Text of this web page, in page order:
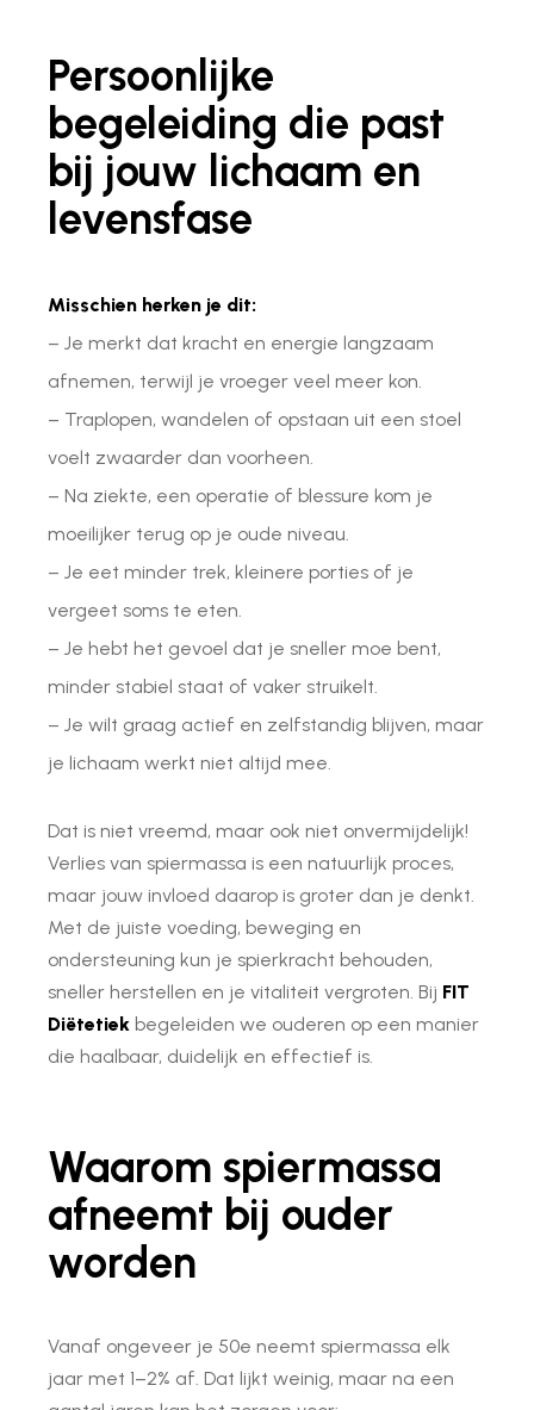
Persoonlijke
begeleiding die past
bij jouw lichaam en
levensfase
Misschien herken je dit:
– Je merkt dat kracht en energie langzaam
afnemen, terwijl je vroeger veel meer kon.
– Traplopen, wandelen of opstaan uit een stoel
voelt zwaarder dan voorheen.
– Na ziekte, een operatie of blessure kom je
moeilijker terug op je oude niveau.
– Je eet minder trek, kleinere porties of je
vergeet soms te eten.
– Je hebt het gevoel dat je sneller moe bent,
minder stabiel staat of vaker struikelt.
– Je wilt graag actief en zelfstandig blijven, maar
je lichaam werkt niet altijd mee.
Dat is niet vreemd, maar ook niet onvermijdelijk!
Verlies van spiermassa is een natuurlijk proces,
maar jouw invloed daarop is groter dan je denkt.
Met de juiste voeding, beweging en
ondersteuning kun je spierkracht behouden,
sneller herstellen en je vitaliteit vergroten. Bij FIT
Diëtetiek begeleiden we ouderen op een manier
die haalbaar, duidelijk en effectief is.
Waarom spiermassa
afneemt bij ouder
worden
Vanaf ongeveer je 50e neemt spiermassa elk
jaar met 1–2% af. Dat lijkt weinig, maar na een